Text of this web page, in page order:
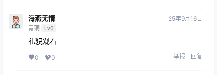
海燕无情
青铜 Lv0
25年9月16日
礼貌观看
0 0 举报 回复